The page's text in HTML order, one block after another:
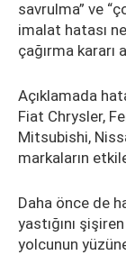
savrulma” ve
imalat hatası
çağırma kararı
Açıklamada
Fiat Chrysler,
Mitsubishi,
markaların
Daha önce de
yastığını
yolcunun